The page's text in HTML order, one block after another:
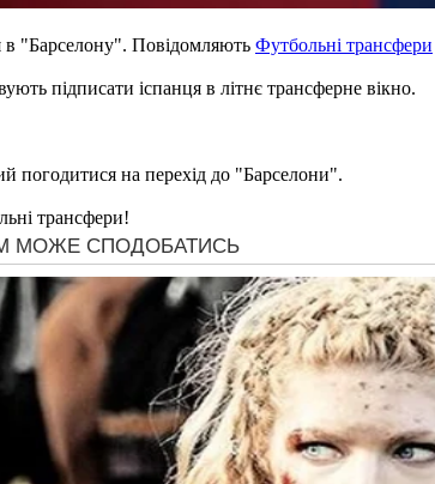
в "Барселону". Повідомляють Футбольні трансфери
підписати іспанця в літнє трансферне вікно.
погодитися на перехід до "Барселони".
трансфери!